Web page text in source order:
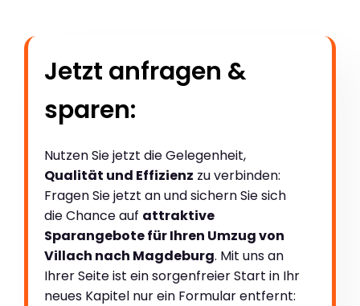
Jetzt anfragen &
sparen:
Nutzen Sie jetzt die Gelegenheit,
Qualität und Effizienz zu verbinden:
Fragen Sie jetzt an und sichern Sie sich
die Chance auf attraktive
Sparangebote für Ihren Umzug von
Villach nach Magdeburg. Mit uns an
Ihrer Seite ist ein sorgenfreier Start in Ihr
neues Kapitel nur ein Formular entfernt: